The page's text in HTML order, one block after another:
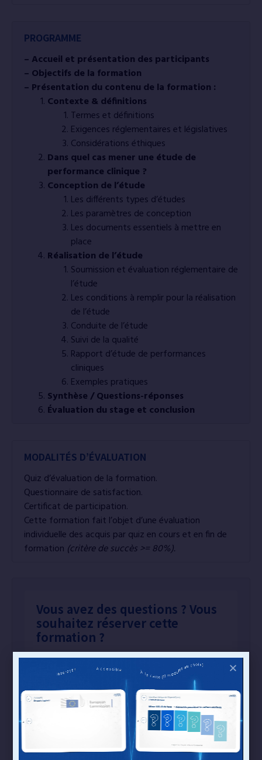
PROGRAMME
– Accueil et présentation des participants
– Objectifs de la formation
– Présentation du contenu de la formation :
Contexte & définitions
Termes et définitions
Exigences réglementaires et législatives
Considérations éthiques
Dans quel cas mener une étude de
performance clinique ?
Conception de l’étude
Les différents types d’études
Les paramètres de conception
Les documents essentiels à mettre en
place
Réalisation de l’étude
Soumission et évaluation réglementaire de
l’étude
Les conditions à remplir pour la réalisation
de l’étude
Conduite de l’étude
Suivi de la qualité
Rapport d’étude de performances
cliniques
Exemples pratiques
Synthèse / Questions-réponses
Évaluation du stage et conclusion
MODALITÉS D’ÉVALUATION
Quiz d’évaluation de la formation.
Questionnaire de satisfaction.
Certificat de participation.
Cette formation fait l’objet d’une évaluation
individuelle des acquis par quiz en cours et en fin de
formation (critère de succès >= 80%).
Vous avez des questions ? Vous
souhaitez réserver cette
formation ?
Remplissez le formulaire ou contactez-nous à
l’adresse suivante :
formation@ceiso.fr